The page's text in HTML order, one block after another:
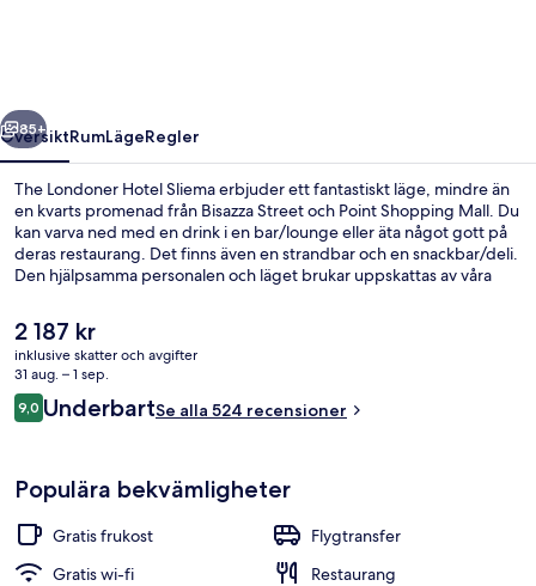
Nästa
85+
ÖversiktRumLägeRegler
The Londoner Hotel Sliema erbjuder ett fantastiskt läge, mindre än
en kvarts promenad från Bisazza Street och Point Shopping Mall. Du
kan varva ned med en drink i en bar/lounge eller äta något gott på
deras restaurang. Det finns även en strandbar och en snackbar/deli.
Den hjälpsamma personalen och läget brukar uppskattas av våra
Det
nuvarande
priset
är
2 187 kr
2 187 kr
inklusive skatter och avgifter
31 aug. – 1 sep.
Recensioner
9,09,0 av 10,
UnderbartSe alla 524 recensioner
Populära bekvämligheter
Gratis frukost
Flygtransfer
Gratis wi-fi
Restaurang